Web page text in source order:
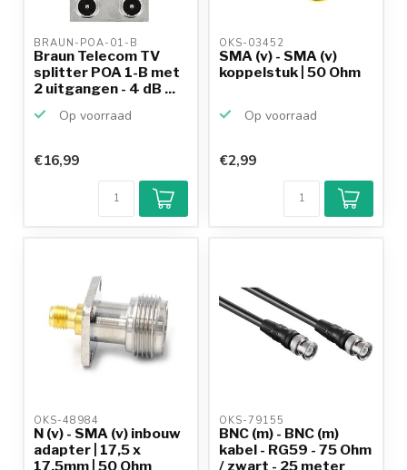
BRAUN-POA-01-B
Braun Telecom TV
splitter POA 1-B met
2 uitgangen - 4 dB ...
Op voorraad
€16,99
OKS-03452
SMA (v) - SMA (v)
koppelstuk | 50 Ohm
Op voorraad
€2,99
OKS-48984
N (v) - SMA (v) inbouw
adapter | 17,5 x
17,5mm | 50 Ohm
OKS-79155
BNC (m) - BNC (m)
kabel - RG59 - 75 Ohm
/ zwart - 25 meter